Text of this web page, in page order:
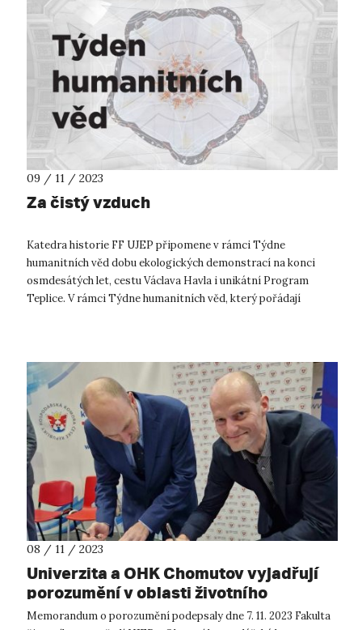
09 / 11 / 2023
Za čistý vzduch
Katedra historie FF UJEP připomene v rámci Týdne
humanitních věd dobu ekologických demonstrací na konci
osmdesátých let, cestu Václava Havla i unikátní Program
Teplice. V rámci Týdne humanitních věd, který pořádají
08 / 11 / 2023
Univerzita a OHK Chomutov vyjadřují
porozumění v oblasti životního
prostředí
Memorandum o porozumění podepsaly dne 7. 11. 2023 Fakulta